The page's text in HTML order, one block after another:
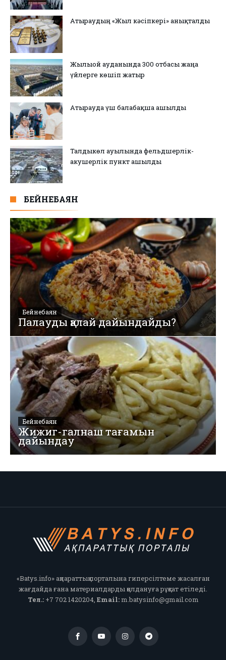
Атыраудың «Жыл кәсіпкері» анықталды
Жылыой ауданында 300 отбасы жаңа
үйлерге көшіп жатыр
Атырауда үш балабақша ашылды
Талдыкөл ауылында фельдшерлік-
акушерлік пункт ашылды
БЕЙНЕБАЯН
Бейнебаян
Палауды қалай дайындайды?
Бейнебаян
Жижиг-галнаш тағамын
дайындау
«Batys.info» ақпараттық порталына гиперсілтеме жасалған
жағдайда ғана материалдарды қолдануға рұқсат етіледі.
Тел.:+7 702 1420204, Email:m.batysinfo@gmail.com